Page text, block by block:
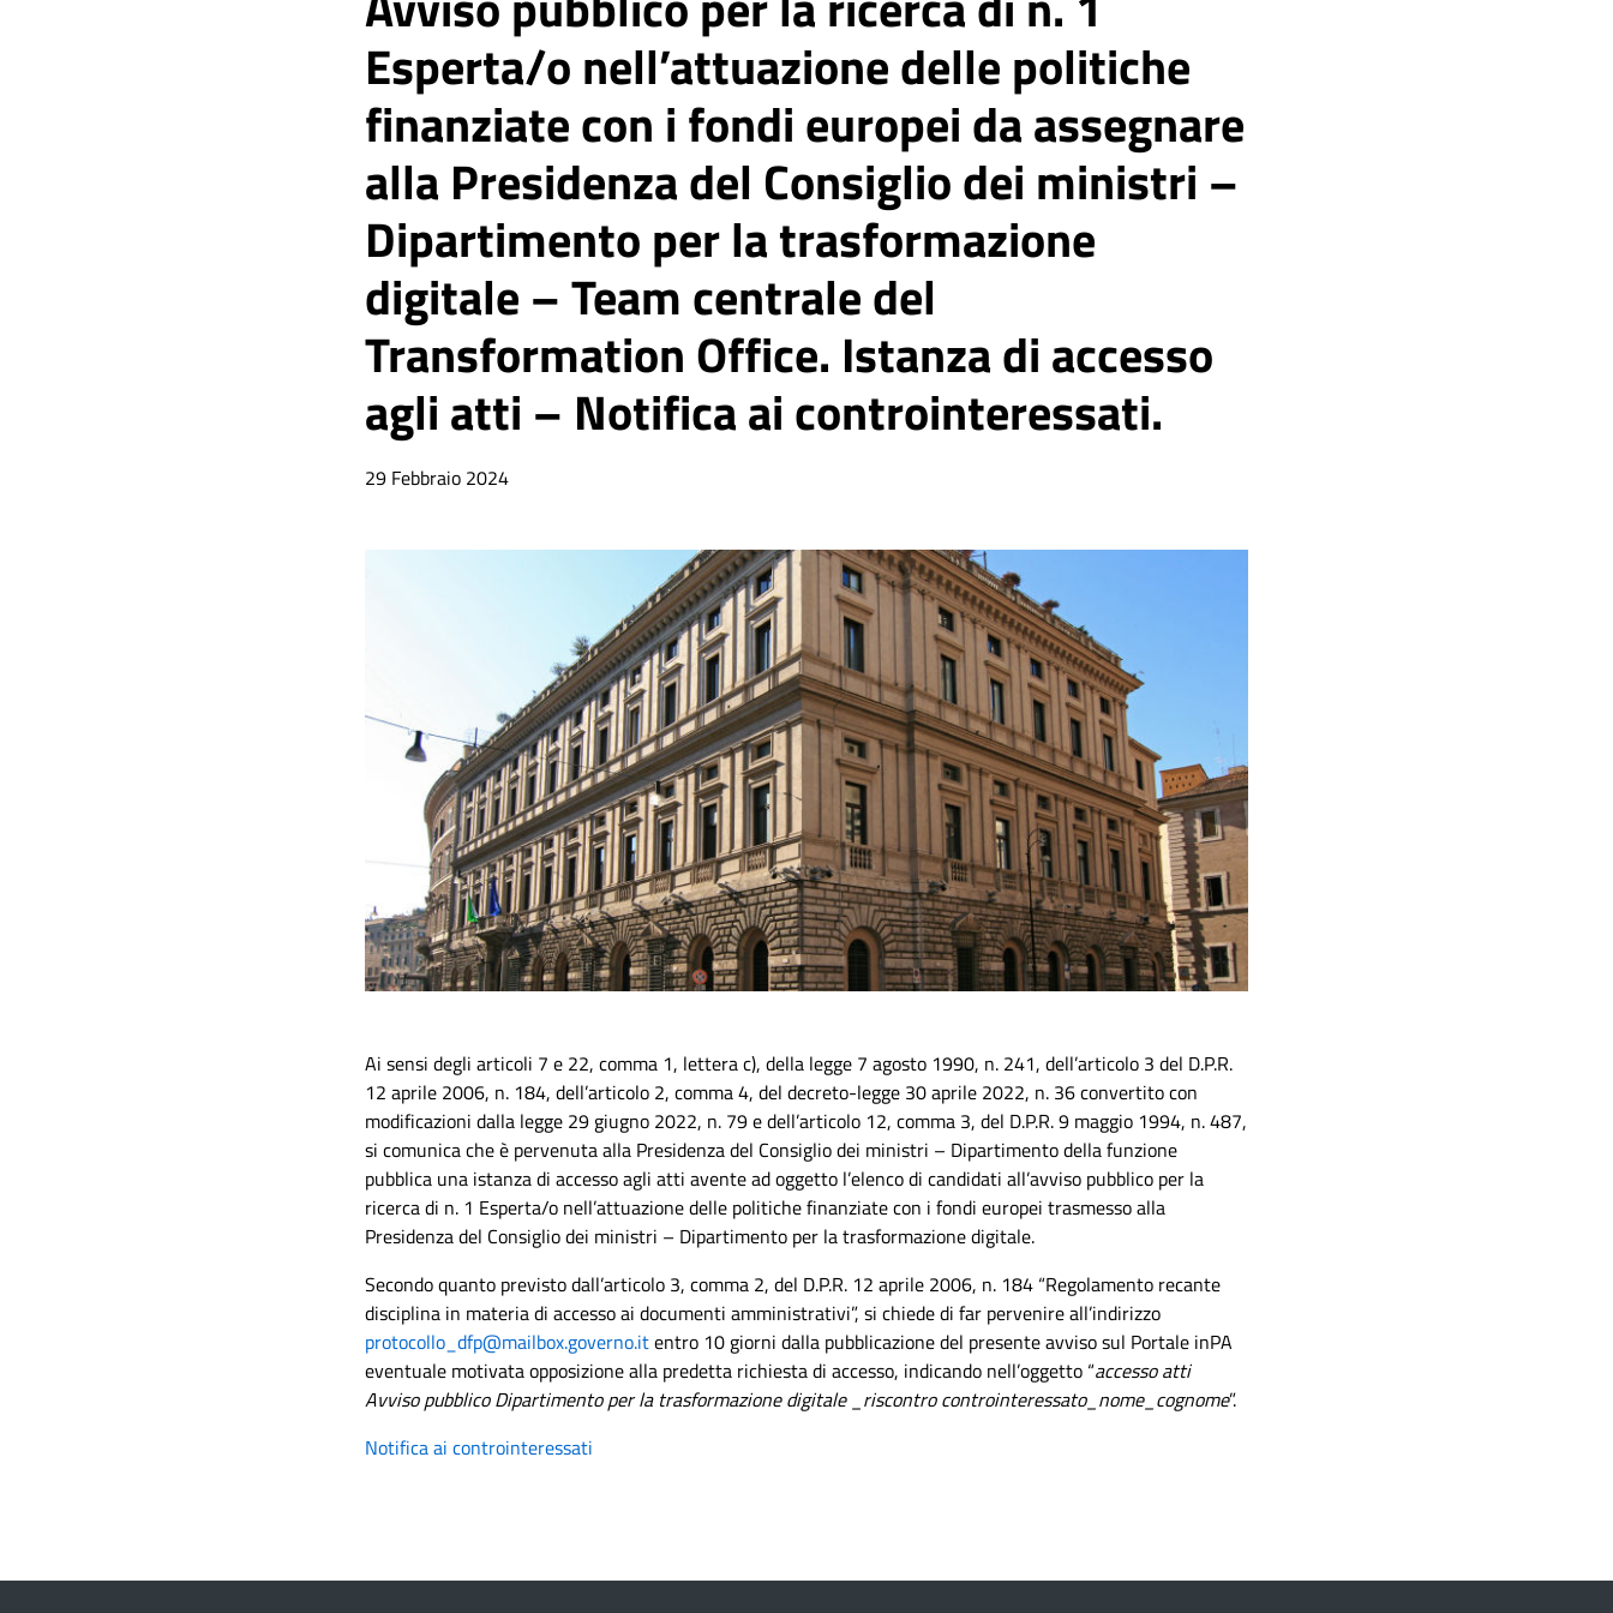
Esperta/o nell’attuazione delle politiche
finanziate con i fondi europei da assegnare
alla Presidenza del Consiglio dei ministri –
Dipartimento per la trasformazione
digitale – Team centrale del
Transformation Office. Istanza di accesso
agli atti – Notifica ai controinteressati.
29 Febbraio 2024
Ai sensi degli articoli 7 e 22, comma 1, lettera c), della legge 7 agosto 1990, n. 241, dell’articolo 3 del D.P.R.
12 aprile 2006, n. 184, dell’articolo 2, comma 4, del decreto-legge 30 aprile 2022, n. 36 convertito con
modificazioni dalla legge 29 giugno 2022, n. 79 e dell’articolo 12, comma 3, del D.P.R. 9 maggio 1994, n. 487,
si comunica che è pervenuta alla Presidenza del Consiglio dei ministri – Dipartimento della funzione
pubblica una istanza di accesso agli atti avente ad oggetto l’elenco di candidati all’avviso pubblico per la
ricerca di n. 1 Esperta/o nell’attuazione delle politiche finanziate con i fondi europei trasmesso alla
Presidenza del Consiglio dei ministri – Dipartimento per la trasformazione digitale.
Secondo quanto previsto dall’articolo 3, comma 2, del D.P.R. 12 aprile 2006, n. 184 “Regolamento recante
disciplina in materia di accesso ai documenti amministrativi”, si chiede di far pervenire all’indirizzo
protocollo_dfp@mailbox.governo.itentro 10 giorni dalla pubblicazione del presente avviso sul Portale inPA
eventuale motivata opposizione alla predetta richiesta di accesso, indicando nell’oggetto “accesso atti
Avviso pubblico Dipartimento per la trasformazione digitale _riscontro controinteressato_nome_cognome”.
Notifica ai controinteressati